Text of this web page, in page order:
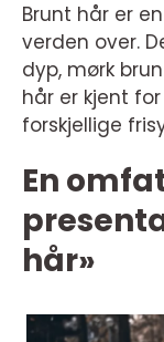
Brunt hår er
verden over.
dyp, mørk
hår er kjent
forskjellige
En
hår»